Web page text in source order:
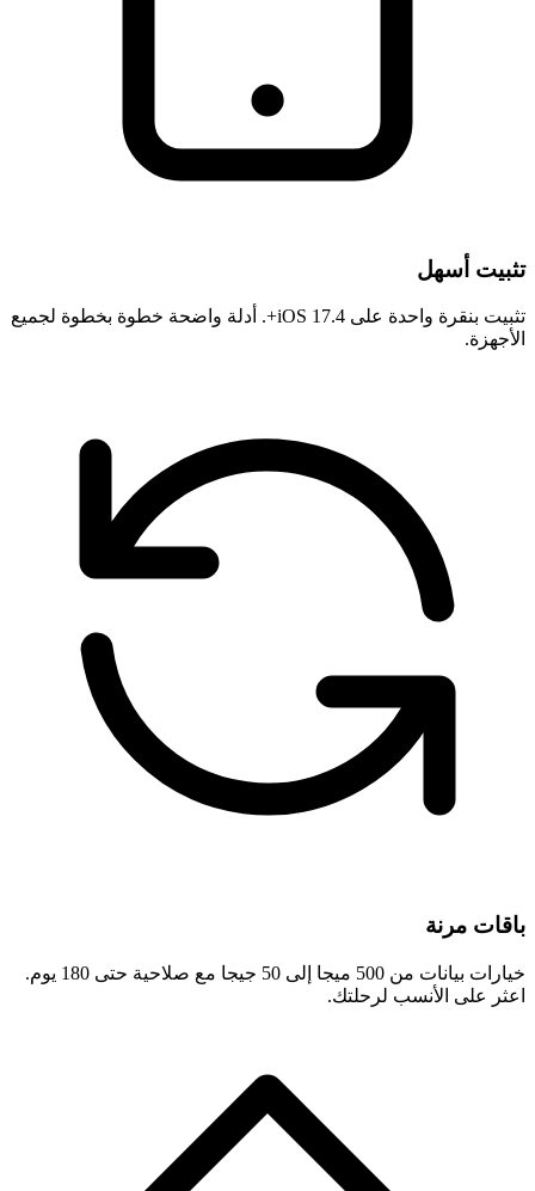
تثبيت أسهل
تثبيت بنقرة واحدة على iOS 17.4+. أدلة واضحة خطوة بخطوة لجميع
الأجهزة.
باقات مرنة
خيارات بيانات من 500 ميجا إلى 50 جيجا مع صلاحية حتى 180 يوم.
اعثر على الأنسب لرحلتك.